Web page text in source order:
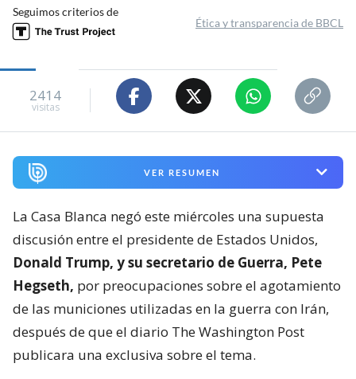
Seguimos criterios de
Ética y transparencia de BBCL
2414
visitas
VER RESUMEN
La Casa Blanca negó este miércoles una supuesta
discusión entre el presidente de Estados Unidos,
Donald Trump, y su secretario de Guerra, Pete
Hegseth, por preocupaciones sobre el agotamiento
de las municiones utilizadas en la guerra con Irán,
después de que el diario The Washington Post
publicara una exclusiva sobre el tema.